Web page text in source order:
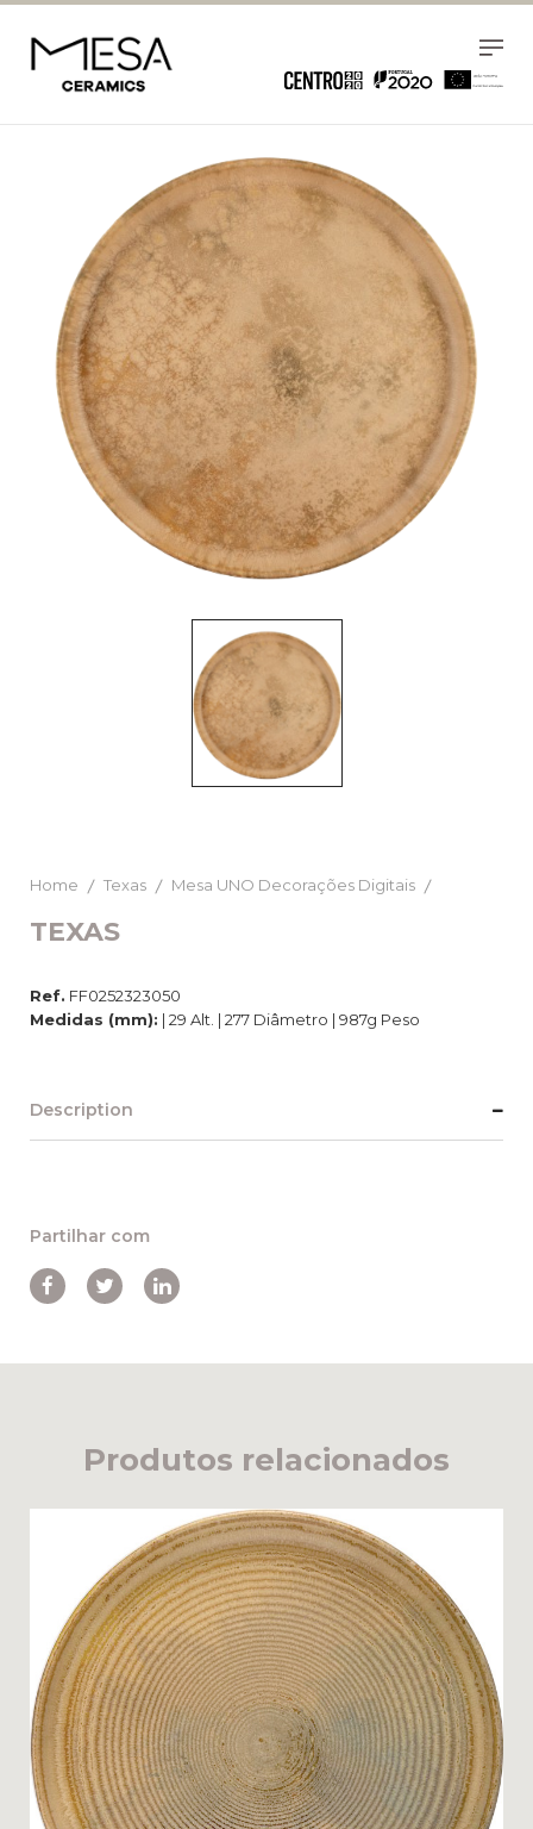
Home Texas Mesa UNO Decorações Digitais
TEXAS
Ref. FF0252323050
Medidas (mm): | 29 Alt. | 277 Diâmetro | 987g Peso
Description
Partilhar com
Produtos relacionados